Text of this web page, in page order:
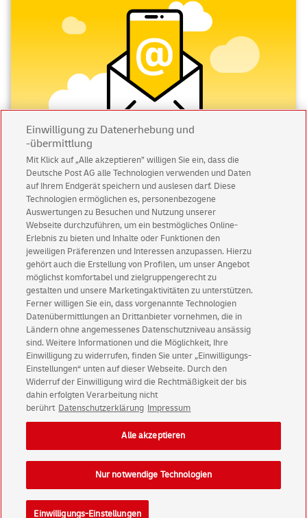
Abonnieren Sie unseren Newsletter
Immer informiert über exklusive Angebote und
Aktionen - jetzt mit Vorteil
Privatkundensichern sich einen5 € Gutschein
für POSTSCAN!
Geschäftskundenerhalten einen5 € Gutschein
für Briefmarke individuell!
Zur Newsletter-Anmeldung
© Sat Aug 08 08:57:44 CEST 2026 Deutsche Post AG
Impressum
Datenschutz
Einwilligungs-Einstellungen
Rechtliche Hinweise
Einwilligung zu Datenerhebung und
-übermittlung
Mit Klick auf „Alle akzeptieren” willigen Sie ein, dass die
Deutsche Post AG alle Technologien verwenden und Daten
auf Ihrem Endgerät speichern und auslesen darf. Diese
Technologien ermöglichen es, personenbezogene
Auswertungen zu Besuchen und Nutzung unserer
Webseite durchzuführen, um ein bestmögliches Online-
Erlebnis zu bieten und Inhalte oder Funktionen den
jeweiligen Präferenzen und Interessen anzupassen. Hierzu
gehört auch die Erstellung von Profilen, um unser Angebot
möglichst komfortabel und zielgruppengerecht zu
gestalten und unsere Marketingaktivitäten zu unterstützen.
Ferner willigen Sie ein, dass vorgenannte Technologien
Datenübermittlungen an Drittanbieter vornehmen, die in
Ländern ohne angemessenes Datenschutzniveau ansässig
sind. Weitere Informationen und die Möglichkeit, Ihre
Einwilligung zu widerrufen, finden Sie unter „Einwilligungs-
Einstellungen“ unten auf dieser Webseite. Durch den
Widerruf der Einwilligung wird die Rechtmäßigkeit der bis
dahin erfolgten Verarbeitung nicht
berührt Datenschutzerklärung Impressum
Einwilligungs-Einstellungen
Nur notwendige Technologien
Alle akzeptieren